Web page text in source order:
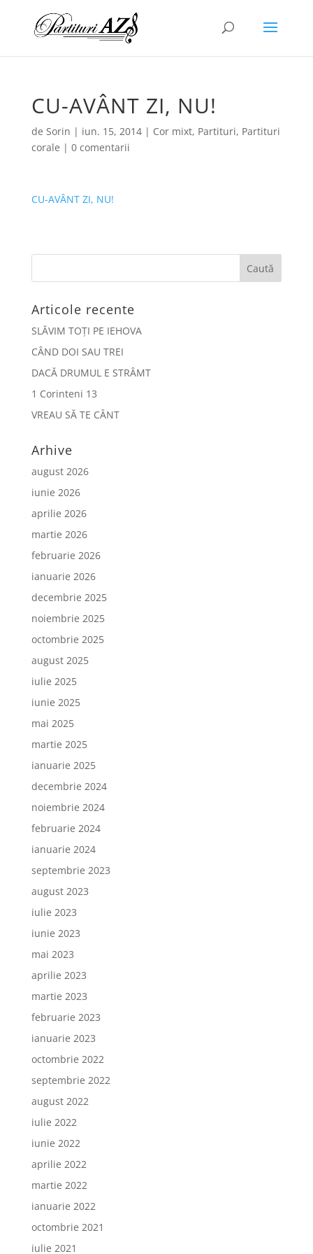
CU-AVÂNT ZI, NU!
de Sorin | iun. 15, 2014| Cor mixt, Partituri, Partituri
corale | 0 comentarii
CU-AVÂNT ZI, NU!
Articole recente
SLĂVIM TOȚI PE IEHOVA
CÂND DOI SAU TREI
DACĂ DRUMUL E STRÂMT
1 Corinteni 13
VREAU SĂ TE CÂNT
Arhive
august 2026
iunie 2026
aprilie 2026
martie 2026
februarie 2026
ianuarie 2026
decembrie 2025
noiembrie 2025
octombrie 2025
august 2025
iulie 2025
iunie 2025
mai 2025
martie 2025
ianuarie 2025
decembrie 2024
noiembrie 2024
februarie 2024
ianuarie 2024
septembrie 2023
august 2023
iulie 2023
iunie 2023
mai 2023
aprilie 2023
martie 2023
februarie 2023
ianuarie 2023
octombrie 2022
septembrie 2022
august 2022
iulie 2022
iunie 2022
aprilie 2022
martie 2022
ianuarie 2022
octombrie 2021
iulie 2021